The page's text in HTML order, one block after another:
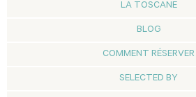
LA TOSCANE
BLOG
COMMENT RÉSERVER
SELECTED BY